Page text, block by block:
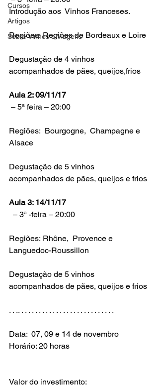
Cursos
Artigos
Sobre Vinhos e Viagens
Regiões: Regiões de Bordeaux e Loire
Degustação de 4 vinhos
Aula 2: 09/11/17
Regiões:  Bourgogne,  Champagne e
Alsace
Degustação de 5 vinhos
Aula 3: 14/11/17
Regiões: Rhône,  Provence e
Languedoc-Roussillon
Degustação de 5 vinhos
. . .. . . . . . . . . . . . . . . . . . . . . . . . . . . .
Data:  07, 09 e 14 de novembro
Horário: 20 horas
Valor do investimento: